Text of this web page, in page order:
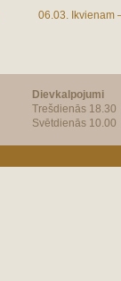
06.03. Ikvienam
Dievkalpojumi
Trešdienās 18.30
Svētdienās 10.00